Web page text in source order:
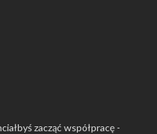
zacząć współpracę -